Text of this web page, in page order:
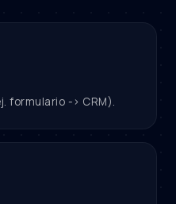
formulario -> CRM).